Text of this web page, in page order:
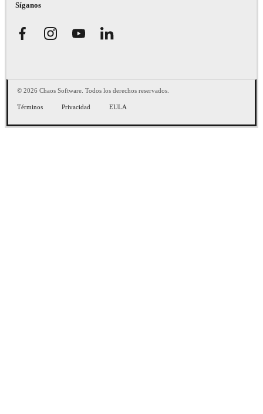
Síganos
© 2026 Chaos Software. Todos los derechos reservados.
Términos Privacidad EULA